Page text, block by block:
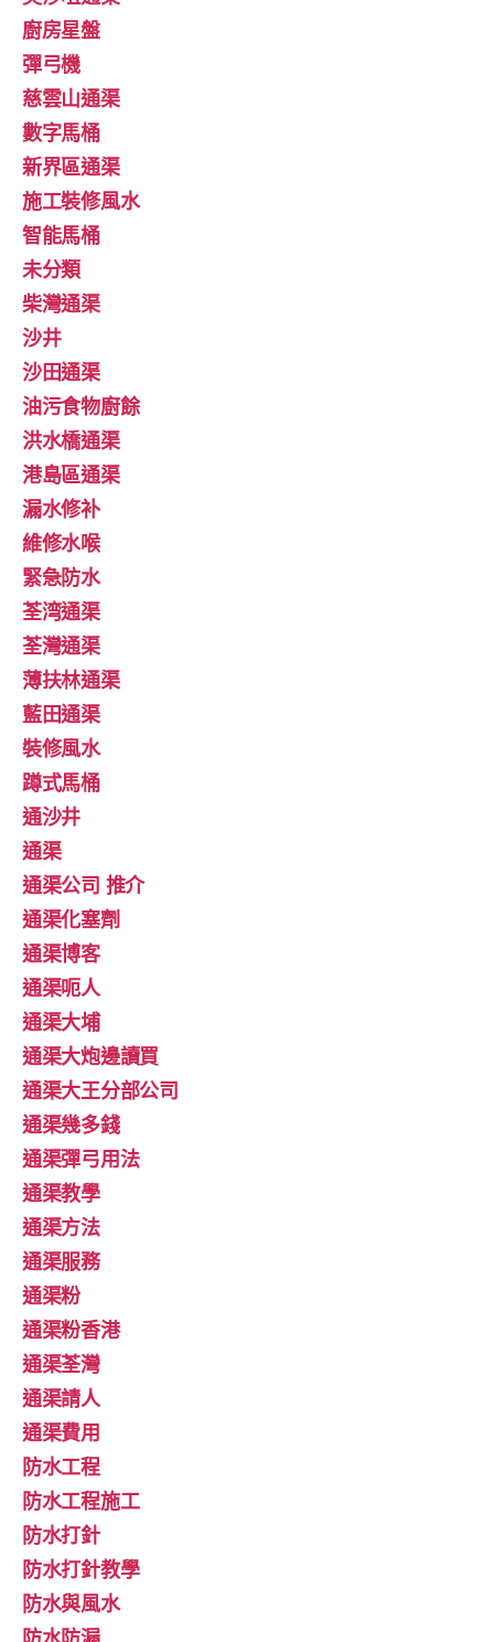
廚房星盤
彈弓機
慈雲山通渠
數字馬桶
新界區通渠
施工裝修風水
智能馬桶
未分類
柴灣通渠
沙井
沙田通渠
油污食物廚餘
洪水橋通渠
港島區通渠
漏水修补
維修水喉
緊急防水
荃湾通渠
荃灣通渠
薄扶林通渠
藍田通渠
裝修風水
蹲式馬桶
通沙井
通渠
通渠公司 推介
通渠化塞劑
通渠博客
通渠呃人
通渠大埔
通渠大炮邊讀買
通渠大王分部公司
通渠幾多錢
通渠彈弓用法
通渠教學
通渠方法
通渠服務
通渠粉
通渠粉香港
通渠荃灣
通渠請人
通渠費用
防水工程
防水工程施工
防水打針
防水打針教學
防水與風水